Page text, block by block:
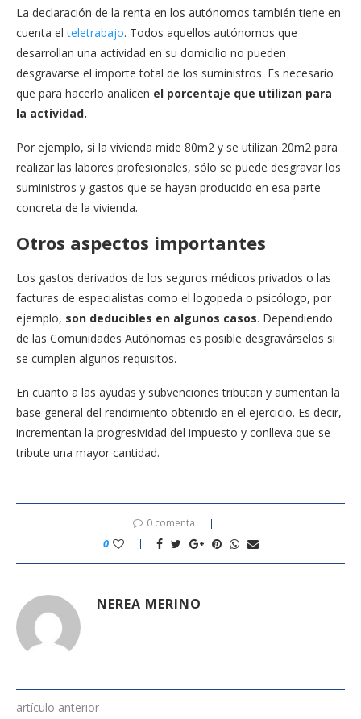
La declaración de la renta en los autónomos también tiene en
cuenta elteletrabajo. Todos aquellos autónomos que
desarrollan una actividad en su domicilio no pueden
desgravarse el importe total de los suministros. Es necesario
que para hacerlo analicen el porcentaje que utilizan para
la actividad.
Por ejemplo, si la vivienda mide 80m2 y se utilizan 20m2 para
realizar las labores profesionales, sólo se puede desgravar los
suministros y gastos que se hayan producido en esa parte
concreta de la vivienda.
Otros aspectos importantes
Los gastos derivados de los seguros médicos privados o las
facturas de especialistas como el logopeda o psicólogo, por
ejemplo, son deducibles en algunos casos. Dependiendo
de las Comunidades Autónomas es posible desgravárselos si
se cumplen algunos requisitos.
En cuanto a las ayudas y subvenciones tributan y aumentan la
base general del rendimiento obtenido en el ejercicio. Es decir,
incrementan la progresividad del impuesto y conlleva que se
tribute una mayor cantidad.
0 comenta
0
NEREA MERINO
artículo anterior